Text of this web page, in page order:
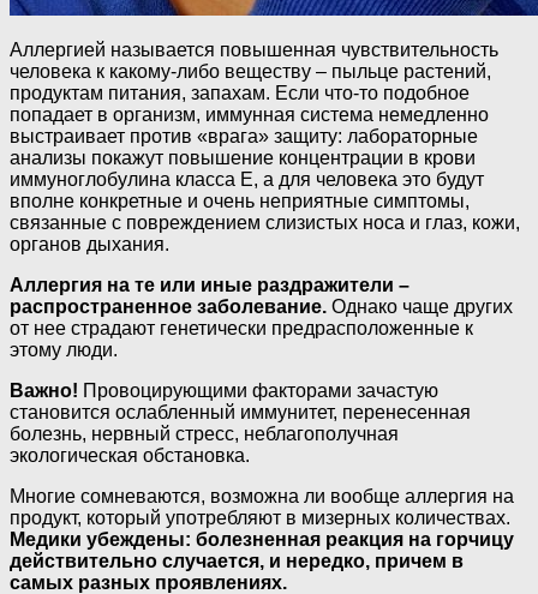
Аллергией называется повышенная чувствительность
человека к какому-либо веществу – пыльце растений,
продуктам питания, запахам. Если что-то подобное
попадает в организм, иммунная система немедленно
выстраивает против «врага» защиту: лабораторные
анализы покажут повышение концентрации в крови
иммуноглобулина класса Е, а для человека это будут
вполне конкретные и очень неприятные симптомы,
связанные с повреждением слизистых носа и глаз, кожи,
органов дыхания.
Аллергия на те или иные раздражители –
распространенное заболевание. Однако чаще других
от нее страдают генетически предрасположенные к
этому люди.
Важно! Провоцирующими факторами зачастую
становится ослабленный иммунитет, перенесенная
болезнь, нервный стресс, неблагополучная
экологическая обстановка.
Многие сомневаются, возможна ли вообще аллергия на
продукт, который употребляют в мизерных количествах.
Медики убеждены: болезненная реакция на горчицу
действительно случается, и нередко, причем в
самых разных проявлениях.